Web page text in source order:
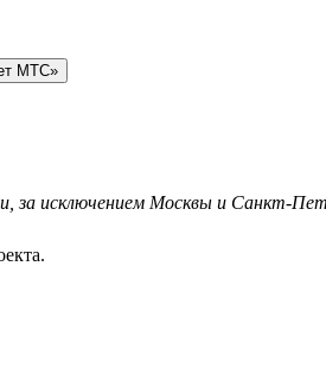
МТС»
за исключением Москвы и Санкт-